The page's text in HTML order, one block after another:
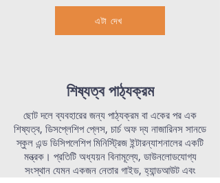
এটা দেখ
শিষ্যত্ব পাঠ্যক্রম
ছোট দলে ব্যবহারের জন্য পাঠ্যক্রম বা একের পর এক
শিষ্যত্ব, ডিসপ্লেশিপ প্লেস, চার্চ অফ দ্য নাজারিনস সানডে
স্কুল এন্ড ডিসিপলেশিপ মিনিস্ট্রিজ ইন্টারন্যাশনালের একটি
মন্ত্রক। প্রতিটি অধ্যয়ন বিনামূল্যে, ডাউনলোডযোগ্য
সংস্থান যেমন একজন নেতার গাইড, হ্যান্ডআউট এবং